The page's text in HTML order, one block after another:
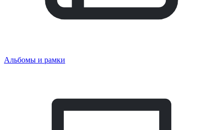
Альбомы и рамки